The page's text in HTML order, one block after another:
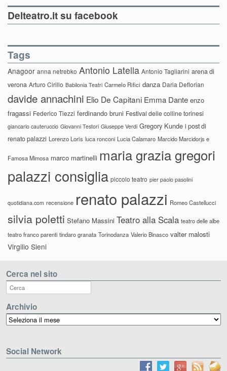
Delteatro.it su facebook
Tags
Anagoor anna netrebko Antonio Latella Antonio Tagliarini arena di
verona Arturo Cirillo Babilonia Teatri Carmelo Rifici danza Daria Deflorian
davide annachini Elio De Capitani Emma Dante enzo
fragassi Federico Tiezzi ferdinando bruni Festival delle colline torinesi
giancarlo cauteruccio Giovanni Testori Giuseppe Verdi Gregory Kunde i post di
renato palazzi Lorenzo Loris luca ronconi Lucia Calamaro Marcido Marcidorjs e
Famosa Mimosa marco martinelli maria grazia gregori
palazzi consiglia piccolo teatro pier paolo pasolini
quotidiana.com recensione renato palazzi Romeo Castellucci
silvia poletti Stefano Massini Teatro alla Scala teatro delle albe
teatro franco parenti tindaro granata Torinodanza Valerio Binasco valter malosti
Virgilio Sieni
Cerca nel sito
Archivio
Archivio
Social Network